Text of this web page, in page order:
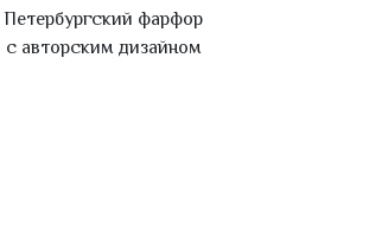
Петербургский фарфор
с авторским дизайном